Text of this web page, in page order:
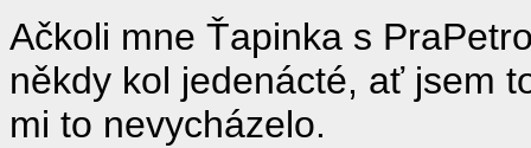
Ačkoli mne Ťapinka s
někdy kol jedenácté, ať jsem
mi to nevycházelo.